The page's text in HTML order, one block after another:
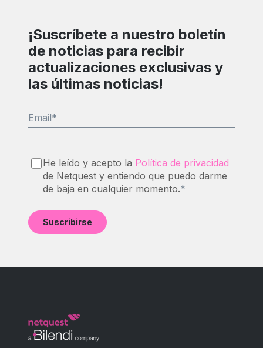
¡Suscríbete a nuestro boletín
de noticias para recibir
actualizaciones exclusivas y
las últimas noticias!
Email*
He leído y acepto la Política de privacidad
de Netquest y entiendo que puedo darme
de baja en cualquier momento.*